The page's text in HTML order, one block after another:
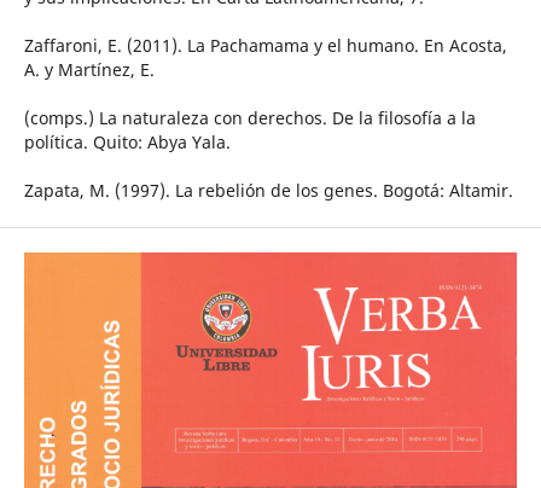
Zaffaroni, E. (2011). La Pachamama y el humano. En Acosta,
A. y Martínez, E.
(comps.) La naturaleza con derechos. De la filosofía a la
política. Quito: Abya Yala.
Zapata, M. (1997). La rebelión de los genes. Bogotá: Altamir.